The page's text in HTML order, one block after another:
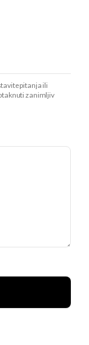
pitanja ili
zanimljiv